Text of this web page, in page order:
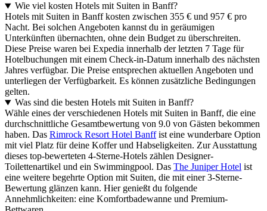
Wie viel kosten Hotels mit Suiten in Banff?
Hotels mit Suiten in Banff kosten zwischen 355 € und 957 € pro
Nacht. Bei solchen Angeboten kannst du in geräumigen
Unterkünften übernachten, ohne dein Budget zu überschreiten.
Diese Preise waren bei Expedia innerhalb der letzten 7 Tage für
Hotelbuchungen mit einem Check-in-Datum innerhalb des nächsten
Jahres verfügbar. Die Preise entsprechen aktuellen Angeboten und
unterliegen der Verfügbarkeit. Es können zusätzliche Bedingungen
gelten.
Was sind die besten Hotels mit Suiten in Banff?
Wähle eines der verschiedenen Hotels mit Suiten in Banff, die eine
durchschnittliche Gesamtbewertung von 9.0 von Gästen bekommen
haben. Das Rimrock Resort Hotel Banffist eine wunderbare Option
mit viel Platz für deine Koffer und Habseligkeiten. Zur Ausstattung
dieses top-bewerteten 4-Sterne-Hotels zählen Designer-
Toilettenartikel und ein Swimmingpool. Das The Juniper Hotel ist
eine weitere begehrte Option mit Suiten, die mit einer 3-Sterne-
Bewertung glänzen kann. Hier genießt du folgende
Annehmlichkeiten: eine Komfortbadewanne und Premium-